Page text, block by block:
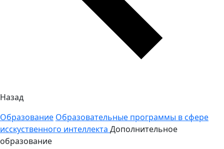
Назад
Образование Образовательные программы в сфере
исскуственного интеллекта Дополнительное
образование